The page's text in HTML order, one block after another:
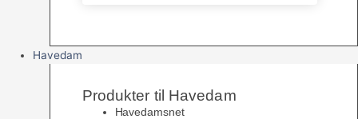
Havedam
Produkter til Havedam
Havedamsnet